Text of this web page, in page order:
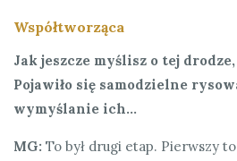
Współtworząca
Jak jeszcze myślisz o tej
Pojawiło się samodzielne
wymyślanie ich…
MG: To był drugi etap. Pierwszy